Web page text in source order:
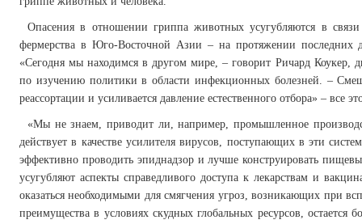
Опасения в отношении гриппа животных усугубляются в связи
фермерства в Юго-Восточной Азии – на протяжении последних
«Сегодня мы находимся в другом мире, – говорит Ричард Коукер,
по изучению политики в области инфекционных болезней. –
реассортации и усиливается давление естественного отбора» –
«Мы не знаем, приводит ли, например, промышленное
действует в качестве усилителя вирусов, поступающих в эти
эффективно проводить эпиднадзор и лучше конструировать
усугубляют аспекты справедливого доступа к лекарствам и
оказаться необходимыми для смягчения угроз, возникающих при
преимущества в условиях скудных глобальных ресурсов,